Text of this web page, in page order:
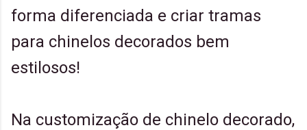
forma diferenciada e criar tramas
para chinelos decorados bem
estilosos!
Na customização de chinelo decorado,